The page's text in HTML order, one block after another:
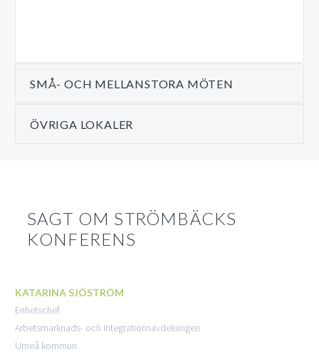
GLÄNTAN RYMMER UPP
GLÄNTAN RYMMER UPP
SMÅ- OCH MELLANSTORA MÖTEN
ÖVRIGA LOKALER
SAGT OM STRÖMBÄCKS
KONFERENS
KATARINA SJÖSTRÖM
Enhetschef
Arbetsmarknads- och integrationsavdelningen
Umeå kommun